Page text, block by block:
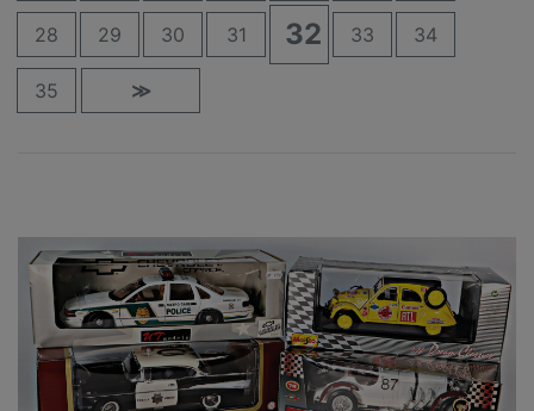
28 29 30 31 32 33 34
35 ≫